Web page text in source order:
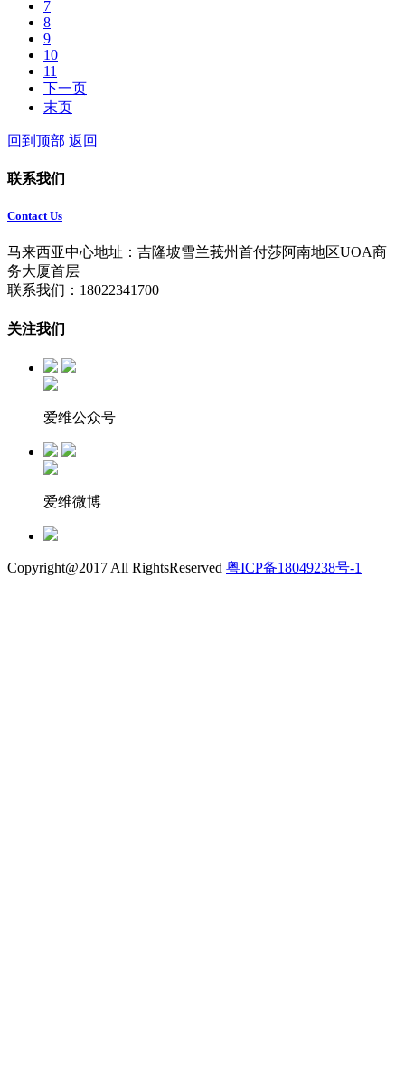
7
8
9
10
11
下一页
末页
回到顶部 返回
联系我们
Contact Us
马来西亚中心地址：吉隆坡雪兰莪州首付莎阿南地区UOA商
务大厦首层
联系我们：18022341700
关注我们
爱维公众号
爱维微博
Copyright@2017 All RightsReserved 粤ICP备18049238号-1